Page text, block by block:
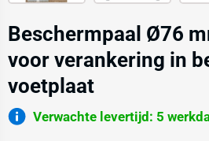
Beschermpaal Ø76
voor verankering in
voetplaat
Verwachte levertijd: 5